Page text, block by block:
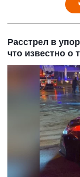
Расстрел в
что известно о